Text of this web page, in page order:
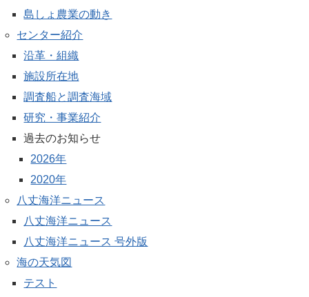
島しょ農業の動き
センター紹介
沿革・組織
施設所在地
調査船と調査海域
研究・事業紹介
過去のお知らせ
2026年
2020年
八丈海洋ニュース
八丈海洋ニュース
八丈海洋ニュース 号外版
海の天気図
テスト